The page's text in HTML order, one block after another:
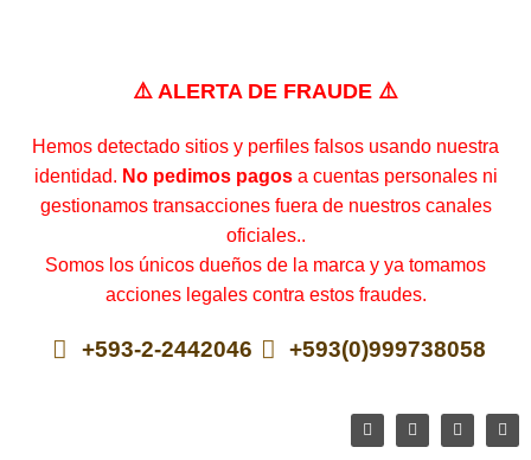
⚠️ ALERTA DE FRAUDE ⚠️
Hemos detectado sitios y perfiles falsos usando nuestra
identidad. No pedimos pagosa cuentas personales ni
gestionamos transacciones fuera de nuestros canales
oficiales..
Somos los únicos dueños de la marca y ya tomamos
acciones legales contra estos fraudes.
+593-2-2442046 +593(0)999738058